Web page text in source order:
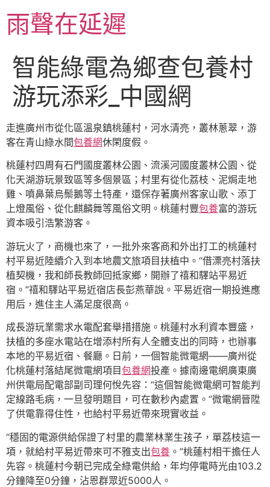
至
主雨聲在延遲
智能綠電為鄉查包養村
游玩添彩_中國網
走進廣州市從化區溫泉鎮桃蓮村，河水清亮，叢林蔥翠，游
客在青山綠水間包養網休閑度假。
桃蓮村四周有石門國度叢林公園、流溪河國度叢林公園、從
化天湖游玩景致區等多個景區；村里有從化荔枝、泥焗走地
雞、噴鼻葉烏鬃鵝等土特產，還保存著廣州客家山歌、添丁
上燈風俗、從化麒麟舞等風俗文明。桃蓮村豐包養富的游玩
資本吸引浩繁游客。
游玩火了，商機也來了，一批外來客商和外出打工的桃蓮村
村平易近陸續介入到本地農文旅項目扶植中。“借漂亮村落扶
植契機，我和師長教師回抵家鄉，開辦了禧和驛站平易近
宿。”禧和驛站平易近宿店長彭燕華說。平易近宿一期投進應
用后，進住主人滿足度很高。
成長游玩業需求水電配套舉措措施。桃蓮村水利資本豐盛，
扶植的多座水電站在增添村所有人全體支出的同時，也辦事
本地的平易近宿、餐廳。日前，一個智能微電網——廣州從
化桃蓮村落結尾微電網項目包養網投產。據南邊電網廣東廣
州供電局配電部副司理何悅先容：“這個智能微電網可智能判
定線路毛病，一旦發明題目，可在數秒內處置。”微電網晉陞
了供電靠得住性，也給村平易近帶來現實收益。
“穩固的電源供給保證了村里的農業林業生孩子，單荔枝這一
項，就給村平易近帶來可不雅支出包養 。”桃蓮村相干擔任人
先容。桃蓮村今朝已完成全綠電供給，年均停電時光由103.2
分鐘降至0分鐘，沾恩群眾近5000人。